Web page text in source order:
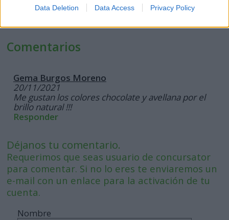
Data Deletion Data Access Privacy Policy
Comentarios
Gema Burgos Moreno
20/11/2021
Me gustan los colores chocolate y avellana por el
brillo natural !!!
Responder
Déjanos tu comentario.
Requerimos que seas usuario de concursator
para comentar. Si no lo eres te enviaremos un
e-mail con un enlace para la activación de tu
cuenta.
Nombre